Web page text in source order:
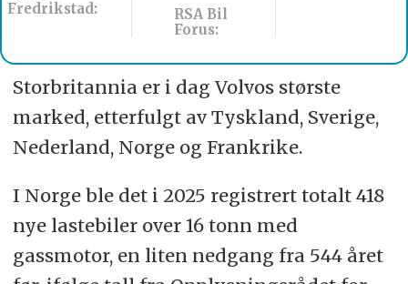
RSA Bil
Storbritannia er i dag Volvos største
marked, etterfulgt av Tyskland, Sverige,
Nederland, Norge og Frankrike.
I Norge ble det i 2025 registrert totalt 418
nye lastebiler over 16 tonn med
gassmotor, en liten nedgang fra 544 året